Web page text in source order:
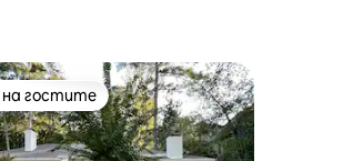
на гостите
на гостите